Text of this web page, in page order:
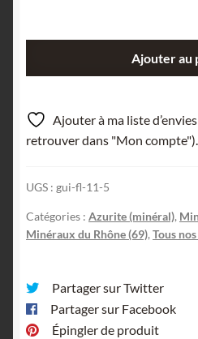
Chessy-
Les-
Mines,
Ajouter au
Ajouter à ma liste
retrouver dans "Mon compte").
UGS : gui-fl-11-5
Catégories : Azurite (minéral),
Minéraux du Rhône (69),Tous
Partager sur Twitter
Partager sur Facebook
Épingler de produit